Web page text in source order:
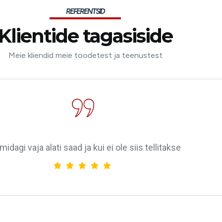
REFERENTSID
tagasiside
Meie kliendid meie toodetest ja teenustest
vaja alati saad ja kui ei ole siis tellitakse